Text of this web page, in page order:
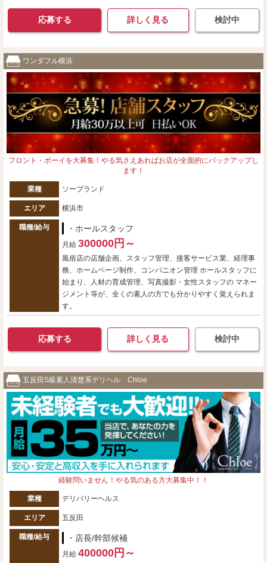
応募する 詳しく見る 検討中
ワンダフル横浜
フロント・ボーイを大募集！やる気さえあればお店が全面的にバックアップし
ます！
業種 ソープランド
エリア 横浜市
職種/給与 ・ホールスタッフ
月給 300000円～
風俗店の店舗企画、スタッフ管理、接客サービス業、経理事
務、ホームページ制作、コンパニオン管理 ホールスタッフに
始まり、人材の育成管理、写真撮影・女性スタッフの マネー
ジメント等が、全くの素人の方でも分かりやすく覚えられま
す。
応募する 詳しく見る 検討中
五反田S級素人清楚系デリヘル Chloe
経験問いません！やる気のある方大募集中！！
業種 デリバリーヘルス
エリア 五反田
職種/給与 ・店長/幹部候補
月給 400000円～